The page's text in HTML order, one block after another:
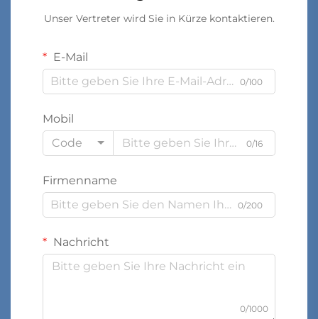
Unser Vertreter wird Sie in Kürze kontaktieren.
E-Mail
0/100
Mobil
Code
0/16
Firmenname
0/200
Nachricht
0/1000